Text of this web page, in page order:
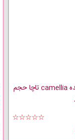
روغن پاک کننده camellia تاچا حجم
☆☆☆☆☆